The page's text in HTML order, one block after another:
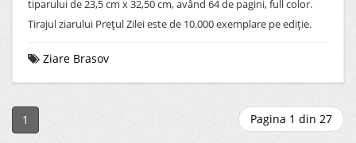
tiparului de 23,5 cm x 32,50 cm, având 64 de pagini, full color.
Tirajul ziarului Preţul Zilei este de 10.000 exemplare pe ediţie.
Ziare Brasov
1 Pagina 1 din 27